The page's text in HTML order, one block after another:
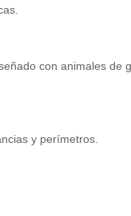
con animales de
y perímetros.